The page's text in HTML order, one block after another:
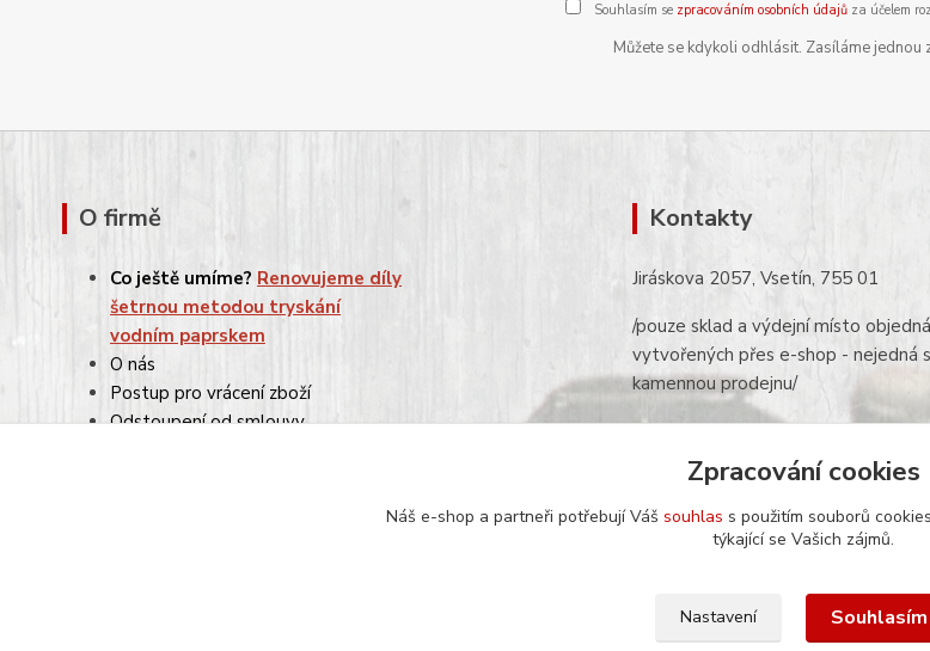
Souhlasím se zpracováním osobních údajůza účelem
Můžete se kdykoli odhlásit. Zasíláme jednou
O firmě
Co ještě umíme? Renovujeme díly
šetrnou metodou tryskání
vodním paprskem
O nás
Postup pro vrácení zboží
Odstoupení od smlouvy
Kontakty
Jiráskova 2057, Vsetín, 755 01
/pouze sklad a výdejní místo
vytvořených přes e-shop - nejedná
kamennou prodejnu/
eshop@jawarna.cz
tel.: +420 608 369 346
(po-pá 9h-16h)
Zpracování cookies
Náš e-shop a partneři potřebují Váš souhlas s použitím souborů
týkající se Vašich zájmů.
Nastavení Souhlasím